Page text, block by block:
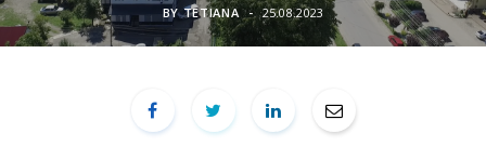
BYTETIANA 25.08.2023